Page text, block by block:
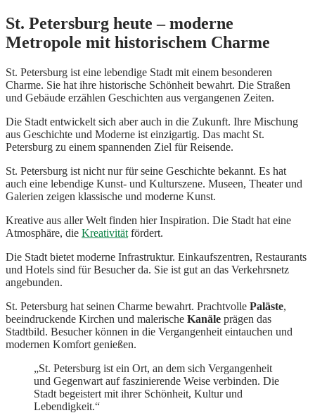
St. Petersburg heute – moderne
Metropole mit historischem Charme
St. Petersburg ist eine lebendige Stadt mit einem besonderen
Charme. Sie hat ihre historische Schönheit bewahrt. Die Straßen
und Gebäude erzählen Geschichten aus vergangenen Zeiten.
Die Stadt entwickelt sich aber auch in die Zukunft. Ihre Mischung
aus Geschichte und Moderne ist einzigartig. Das macht St.
Petersburg zu einem spannenden Ziel für Reisende.
St. Petersburg ist nicht nur für seine Geschichte bekannt. Es hat
auch eine lebendige Kunst- und Kulturszene. Museen, Theater und
Galerien zeigen klassische und moderne Kunst.
Kreative aus aller Welt finden hier Inspiration. Die Stadt hat eine
Atmosphäre, die Kreativität fördert.
Die Stadt bietet moderne Infrastruktur. Einkaufszentren, Restaurants
und Hotels sind für Besucher da. Sie ist gut an das Verkehrsnetz
angebunden.
St. Petersburg hat seinen Charme bewahrt. Prachtvolle Paläste,
beeindruckende Kirchen und malerische Kanäle prägen das
Stadtbild. Besucher können in die Vergangenheit eintauchen und
modernen Komfort genießen.
„St. Petersburg ist ein Ort, an dem sich Vergangenheit
und Gegenwart auf faszinierende Weise verbinden. Die
Stadt begeistert mit ihrer Schönheit, Kultur und
Lebendigkeit.“